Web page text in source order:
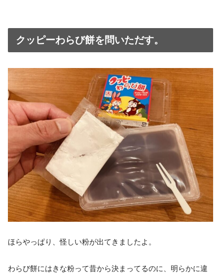
クッピーわらび餅を問いただす。
ほらやっぱり、怪しい粉が出てきましたよ。
わらび餅にはきな粉って昔から決まってるのに、明らかに違